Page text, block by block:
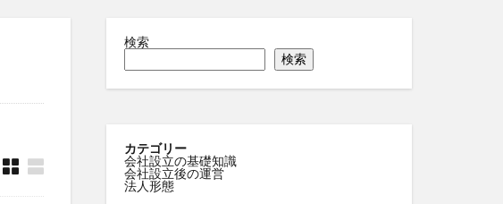
検索
検索
カテゴリー
会社設立の基礎知識
会社設立後の運営
法人形態